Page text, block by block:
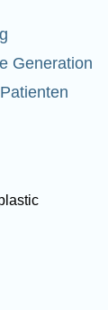
Generation